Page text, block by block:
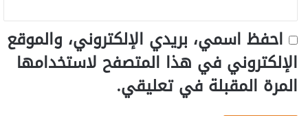
احفظ اسمي، بريدي الإلكتروني، والموقع
الإلكتروني في هذا المتصفح لاستخدامها
المرة المقبلة في تعليقي.